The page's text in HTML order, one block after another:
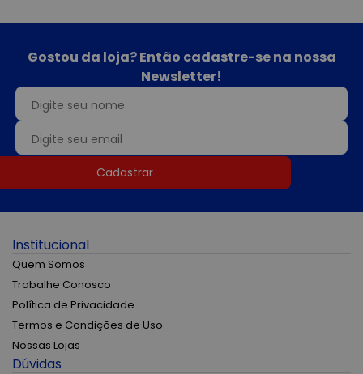
Gostou da loja? Então cadastre-se na nossa
Newsletter!
Cadastrar
Institucional
Quem Somos
Trabalhe Conosco
Política de Privacidade
Termos e Condições de Uso
Nossas Lojas
Dúvidas